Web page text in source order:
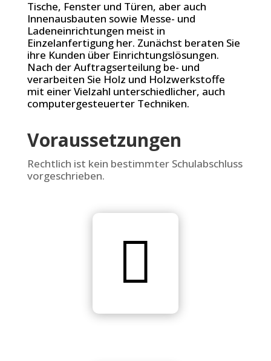
Tische, Fenster und Türen, aber auch
Innenausbauten sowie Messe- und
Ladeneinrichtungen meist in
Einzelanfertigung her. Zunächst beraten Sie
ihre Kunden über Einrichtungslösungen.
Nach der Auftragserteilung be- und
verarbeiten Sie Holz und Holzwerkstoffe
mit einer Vielzahl unterschiedlicher, auch
computergesteuerter Techniken.
Voraussetzungen
Rechtlich ist kein bestimmter Schulabschluss
vorgeschrieben.
